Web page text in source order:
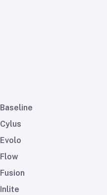
Baseline
Cylus
Evolo
Flow
Fusion
Inlite